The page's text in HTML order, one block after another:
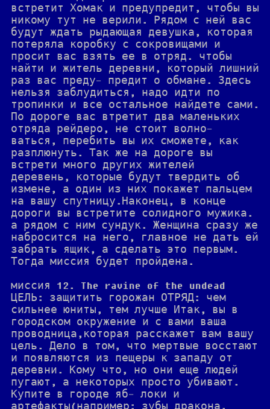
встретит Хомак и предупредит, чтобы вы
никому тут не верили. Рядом с ней вас
будут ждать рыдающая девушка, которая
потеряла коробку с сокровищами и
просит вас взять ее в отряд. чтобы
найти и житель деревни, который лишний
раз вас преду- предит о обмане. Здесь
нельзя заблудиться, надо идти по
тропинки и все остальное найдете сами.
По дороге вас втретит два маленьких
отряда рейдеро, не стоит волно-
ваться, перебить вы их сможете, как
разплюнуть. Так же на дороге вы
встрети много других жителей
деревень, которые будут твердить об
измене, а один из них покажет пальцем
на вашу спутницу.Наконец, в конце
дороги вы встретите солидного мужика.
а рядом с ним сундук. Женщина сразу же
набросится на него, главное не дать ей
забрать ящик, а сделать это первым.
Тогда миссия будет пройдена.
миссия 12. The ravine of the undead
ЦЕЛЬ: защитить горожан ОТРЯД: чем
сильнее юниты, тем лучше Итак, вы в
городском окружение и с вами ваша
проводница,которая расскажет вам вашу
цель. Дело в том, что мертвые восстают
и появляются из пещеры к западу от
деревни. Кому что, но они еще людей
пугают, а некоторых просто убивают.
Купите в городе яб- локи и
артефакты(например: зубы дракона,